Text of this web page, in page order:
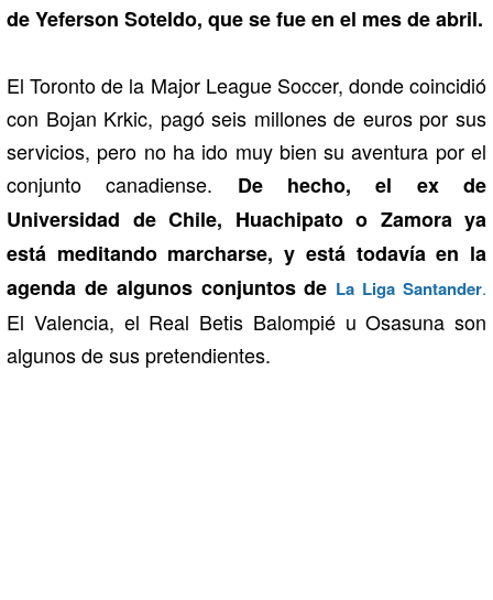
de Yeferson Soteldo, que se fue en el mes de abril.
El Toronto de la Major League Soccer, donde coincidió
con Bojan Krkic, pagó seis millones de euros por sus
servicios, pero no ha ido muy bien su aventura por el
conjunto canadiense. De hecho, el ex de
Universidad de Chile, Huachipato o Zamora ya
está meditando marcharse, y está todavía en la
agenda de algunos conjuntos de La Liga Santander.
El Valencia, el Real Betis Balompié u Osasuna son
algunos de sus pretendientes.